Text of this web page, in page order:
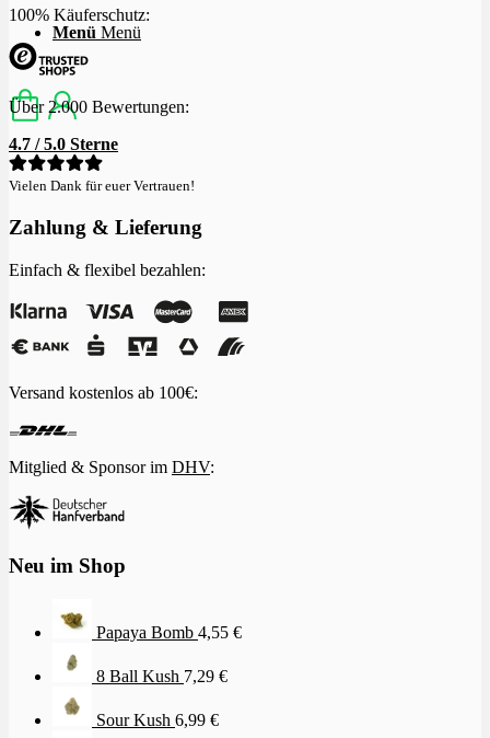
Menü Menü
100% Käuferschutz:
Über 2.000 Bewertungen:
4.7 / 5.0 Sterne
Vielen Dank für euer Vertrauen!
Zahlung & Lieferung
Einfach & flexibel bezahlen:
Versand kostenlos ab 100€:
Mitglied & Sponsor im DHV:
Neu im Shop
Papaya Bomb 4,55 €
8 Ball Kush 7,29 €
Sour Kush 6,99 €